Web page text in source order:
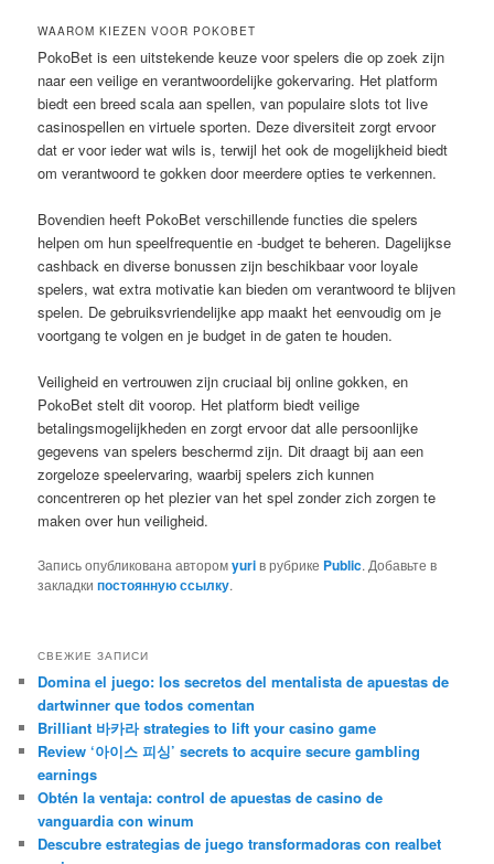
WAAROM KIEZEN VOOR POKOBET
PokoBet is een uitstekende keuze voor spelers die op zoek zijn
naar een veilige en verantwoordelijke gokervaring. Het platform
biedt een breed scala aan spellen, van populaire slots tot live
casinospellen en virtuele sporten. Deze diversiteit zorgt ervoor
dat er voor ieder wat wils is, terwijl het ook de mogelijkheid biedt
om verantwoord te gokken door meerdere opties te verkennen.
Bovendien heeft PokoBet verschillende functies die spelers
helpen om hun speelfrequentie en -budget te beheren. Dagelijkse
cashback en diverse bonussen zijn beschikbaar voor loyale
spelers, wat extra motivatie kan bieden om verantwoord te blijven
spelen. De gebruiksvriendelijke app maakt het eenvoudig om je
voortgang te volgen en je budget in de gaten te houden.
Veiligheid en vertrouwen zijn cruciaal bij online gokken, en
PokoBet stelt dit voorop. Het platform biedt veilige
betalingsmogelijkheden en zorgt ervoor dat alle persoonlijke
gegevens van spelers beschermd zijn. Dit draagt bij aan een
zorgeloze speelervaring, waarbij spelers zich kunnen
concentreren op het plezier van het spel zonder zich zorgen te
maken over hun veiligheid.
Запись опубликована авторомyuriв рубрике Public. Добавьте в
закладкипостоянную ссылку.
СВЕЖИЕ ЗАПИСИ
Domina el juego: los secretos del mentalista de apuestas de
dartwinner que todos comentan
Brilliant 바카라 strategies to lift your casino game
Review ‘아이스 피싱’ secrets to acquire secure gambling
earnings
Obtén la ventaja: control de apuestas de casino de
vanguardia con winum
Descubre estrategias de juego transformadoras con realbet